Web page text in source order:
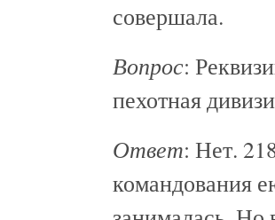
совершала.
Вопрос:
пехотная
Ответ: Нет.
командования